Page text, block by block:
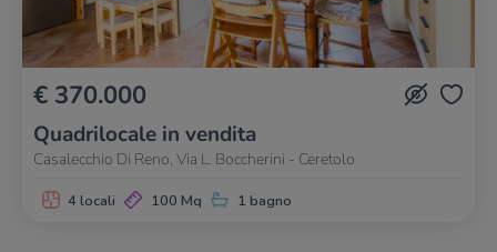
€ 370.000
Quadrilocale in vendita
Casalecchio Di Reno, Via L. Boccherini - Ceretolo
4 locali 100 Mq 1 bagno